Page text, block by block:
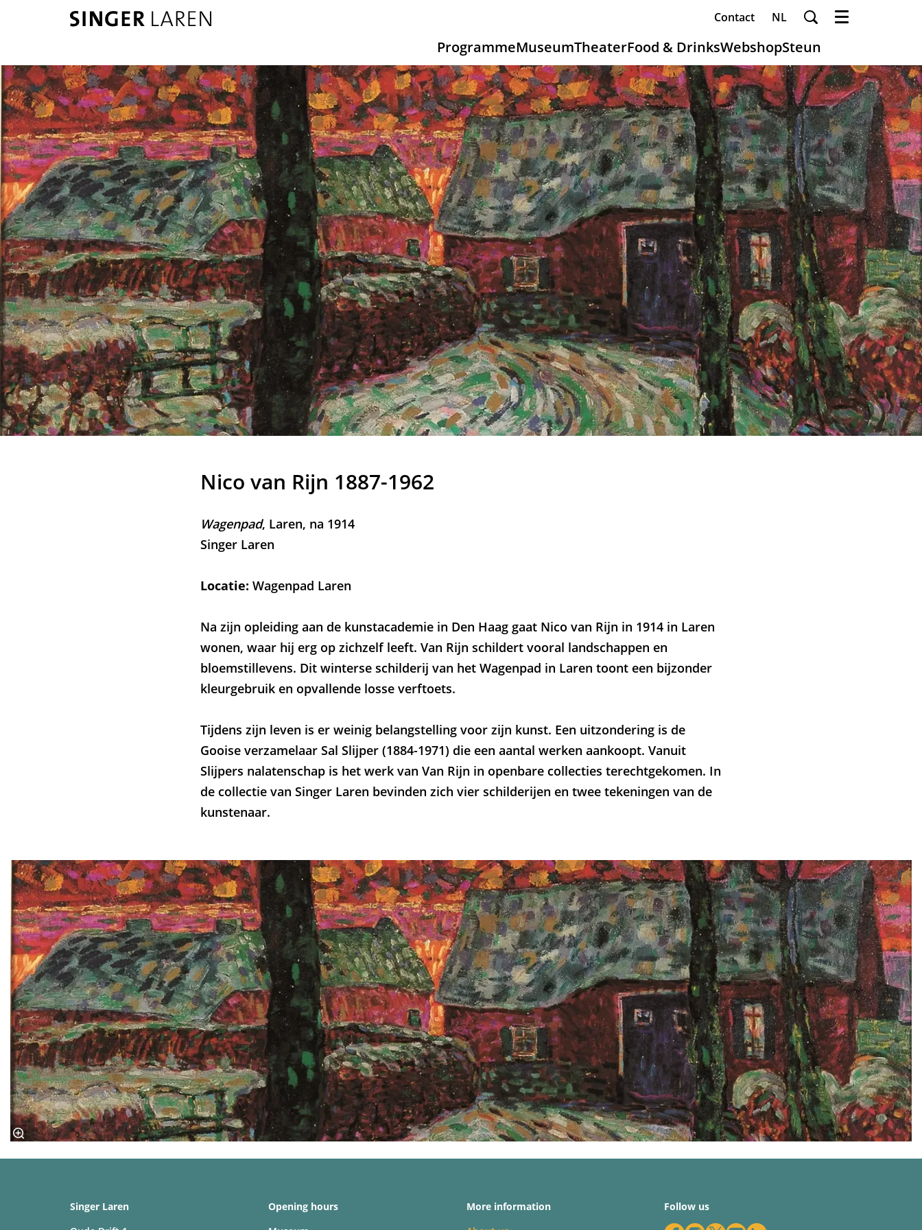
Contact NL
ProgrammeMuseumTheaterFood & DrinksWebshopSteun
Menu
Nico van Rijn 1887-1962
Wagenpad, Laren, na 1914
Singer Laren
Locatie: Wagenpad Laren
Na zijn opleiding aan de kunstacademie in Den Haag gaat Nico van Rijn in 1914 in Laren
wonen, waar hij erg op zichzelf leeft. Van Rijn schildert vooral landschappen en
bloemstillevens. Dit winterse schilderij van het Wagenpad in Laren toont een bijzonder
kleurgebruik en opvallende losse verftoets.
Tijdens zijn leven is er weinig belangstelling voor zijn kunst. Een uitzondering is de
Gooise verzamelaar Sal Slijper (1884-1971) die een aantal werken aankoopt. Vanuit
Slijpers nalatenschap is het werk van Van Rijn in openbare collecties terechtgekomen. In
de collectie van Singer Laren bevinden zich vier schilderijen en twee tekeningen van de
kunstenaar.
Singer Laren
Opening hours
More information
Follow us